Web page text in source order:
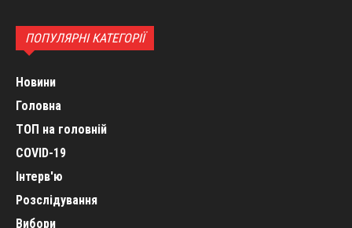
ПОПУЛЯРНІ КАТЕГОРІЇ
Новини
Головна
ТОП на головній
COVID-19
Інтерв'ю
Розслідування
Вибори